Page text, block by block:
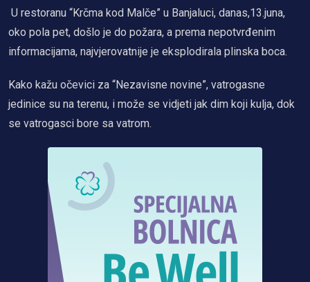
U restoranu “Krčma kod Malče” u Banjaluci, danas,13.juna,
oko pola pet, došlo je do požara, a prema nepotvrđenim
informacijama, najvjerovatnije je eksplodirala plinska boca.
Kako kažu očevici za “Nezavisne novine”, vatrogasne
jedinice su na terenu, i može se vidjeti jak dim koji kulja, dok
se vatrogasci bore sa vatrom.